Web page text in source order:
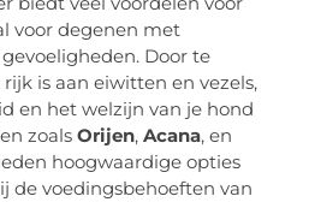
voor degenen met
Door te
is aan eiwitten en vezels,
en het welzijn van je hond
zoals Orijen, Acana, en
hoogwaardige opties
de voedingsbehoeften van